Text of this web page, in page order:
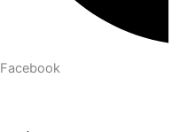
Facebook